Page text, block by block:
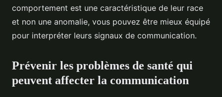
comportement est une caractéristique de leur race
et non une anomalie, vous pouvez être mieux équipé
pour interpréter leurs signaux de communication.
Prévenir les problèmes de santé qui
peuvent affecter la communication